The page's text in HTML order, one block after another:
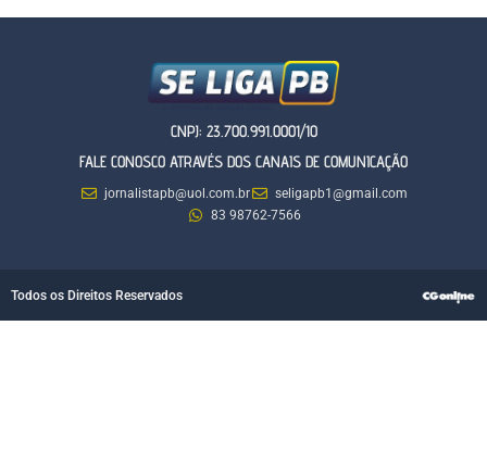
CNPJ: 23.700.991.0001/10
FALE CONOSCO ATRAVÉS DOS CANAIS DE COMUNICAÇÃO
jornalistapb@uol.com.br
seligapb1@gmail.com
83 98762-7566
Todos os Direitos Reservados